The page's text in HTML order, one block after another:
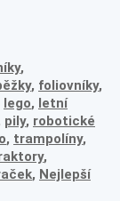
,
, foliovníky,
lego, letní
pily, robotické
, trampolíny,
,
, Nejlepší